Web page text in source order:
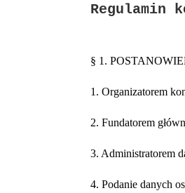
Regulamin
§ 1.
1. Organizatorem
2. Fundatorem
3. Administratorem
4. Podanie danych